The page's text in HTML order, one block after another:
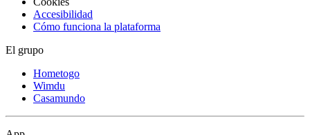
Accesibilidad
Cómo funciona la plataforma
El grupo
Hometogo
Wimdu
Casamundo